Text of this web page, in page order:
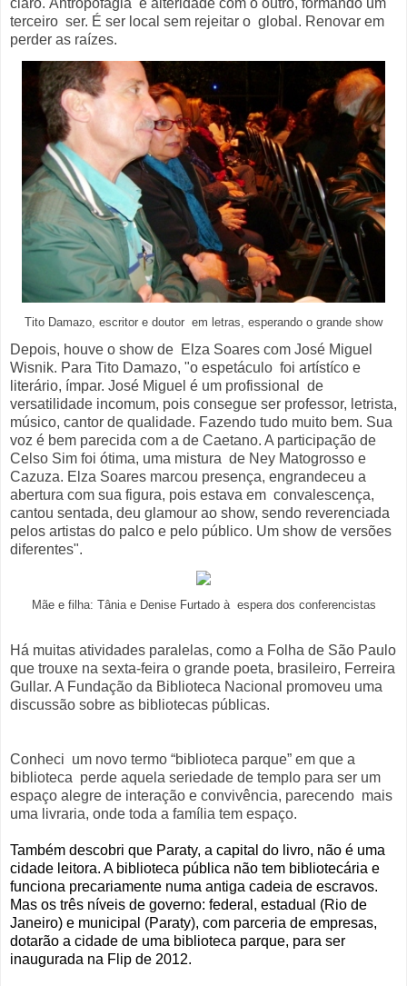
terceiro ser. É ser local sem rejeitar o global. Renovar em
perder as raízes.
Tito Damazo, escritor e doutor em letras, esperando o grande show
Depois, houve o show de Elza Soares com José Miguel
Wisnik. Para Tito Damazo, "o espetáculo foi artístíco e
literário, ímpar. José Miguel é um profissional de
versatilidade incomum, pois consegue ser professor, letrista,
músico, cantor de qualidade. Fazendo tudo muito bem. Sua
voz é bem parecida com a de Caetano. A participação de
Celso Sim foi ótima, uma mistura de Ney Matogrosso e
Cazuza. Elza Soares marcou presença, engrandeceu a
abertura com sua figura, pois estava em convalescença,
cantou sentada, deu glamour ao show, sendo reverenciada
pelos artistas do palco e pelo público. Um show de versões
diferentes".
Mãe e filha: Tânia e Denise Furtado à espera dos conferencistas
Há muitas atividades paralelas, como a Folha de São Paulo
que trouxe na sexta-feira o grande poeta, brasileiro, Ferreira
Gullar. A Fundação da Biblioteca Nacional promoveu uma
discussão sobre as bibliotecas públicas.
Conheci um novo termo “biblioteca parque” em que a
biblioteca perde aquela seriedade de templo para ser um
espaço alegre de interação e convivência, parecendo mais
uma livraria, onde toda a família tem espaço.
Também descobri que Paraty, a capital do livro, não é uma
cidade leitora. A biblioteca pública não tem bibliotecária e
funciona precariamente numa antiga cadeia de escravos.
Mas os três níveis de governo: federal, estadual (Rio de
Janeiro) e municipal (Paraty), com parceria de empresas,
dotarão a cidade de uma biblioteca parque, para ser
inaugurada na Flip de 2012.